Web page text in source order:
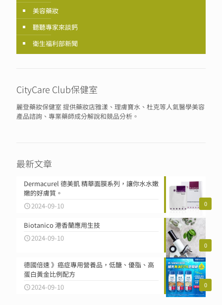
美容藥妝
聽聽專家來談鈣
衛生福利部新聞
CityCare Club保健室
麗登藥妝保健室 提供藥妝店雅漾、理膚寶水、杜克等人氣醫學美容
產品諮詢、專業藥師成分解說和競品分析。
最新文章
0
Dermacurel 德美凱 精華面膜系列，讓你水水嫩
嫩的好膚質。
2024-09-10
0
Biotanico 港香蘭應用生技
2024-09-10
0
德國倍速 》癌症專用營養品，低醣、優脂、高
蛋白黃金比例配方
2024-09-10